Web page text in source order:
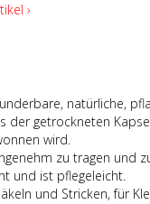
›
natürliche,
der getrockneten
wird.
zu tragen und
und ist pflegeleicht.
und Stricken, für